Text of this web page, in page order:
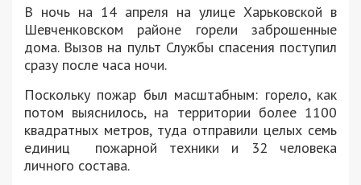
В ночь на 14 апреля на улице Харьковской в
Шевченковском районе горели заброшенные
дома. Вызов на пульт Службы спасения поступил
сразу после часа ночи.
Поскольку пожар был масштабным: горело, как
потом выяснилось, на территории более 1100
квадратных метров, туда отправили целых семь
единиц пожарной техники и 32 человека
личного состава.